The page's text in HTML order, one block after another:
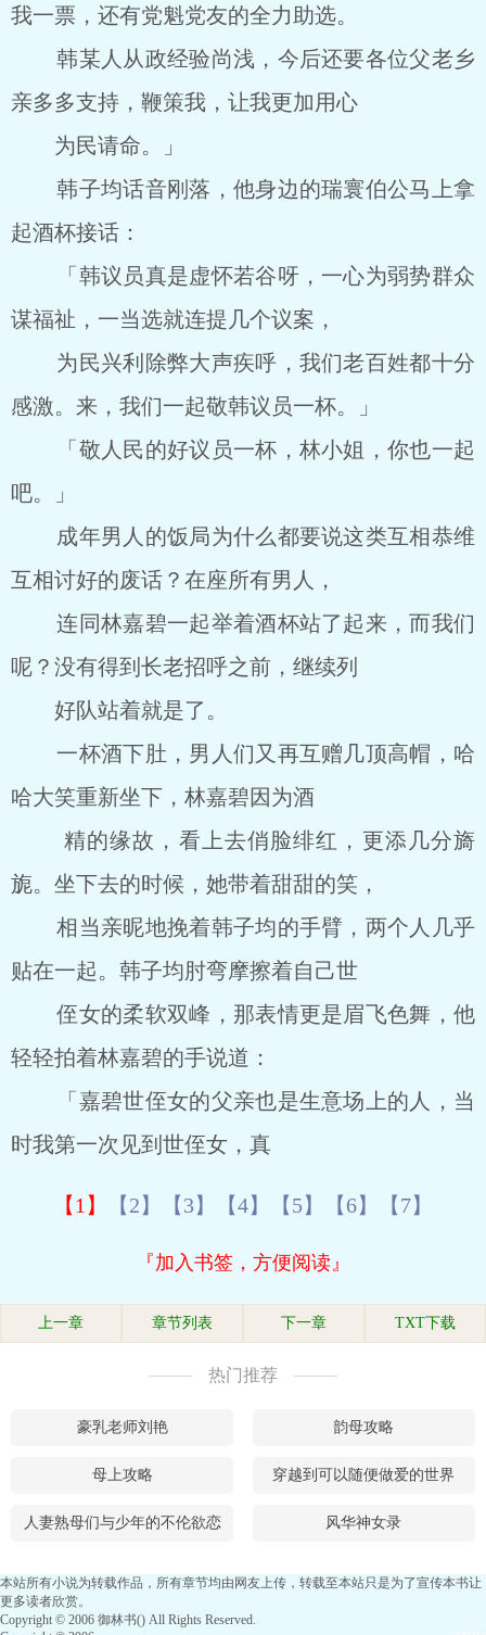
我一票，还有党魁党友的全力助选。
韩某人从政经验尚浅，今后还要各位父老乡
亲多多支持，鞭策我，让我更加用心
为民请命。」
韩子均话音刚落，他身边的瑞寰伯公马上拿
起酒杯接话：
「韩议员真是虚怀若谷呀，一心为弱势群众
谋福祉，一当选就连提几个议案，
为民兴利除弊大声疾呼，我们老百姓都十分
感激。来，我们一起敬韩议员一杯。」
「敬人民的好议员一杯，林小姐，你也一起
吧。」
成年男人的饭局为什么都要说这类互相恭维
互相讨好的废话？在座所有男人，
连同林嘉碧一起举着酒杯站了起来，而我们
呢？没有得到长老招呼之前，继续列
好队站着就是了。
一杯酒下肚，男人们又再互赠几顶高帽，哈
哈大笑重新坐下，林嘉碧因为酒
精的缘故，看上去俏脸绯红，更添几分旖
旎。坐下去的时候，她带着甜甜的笑，
相当亲昵地挽着韩子均的手臂，两个人几乎
贴在一起。韩子均肘弯摩擦着自己世
侄女的柔软双峰，那表情更是眉飞色舞，他
轻轻拍着林嘉碧的手说道：
「嘉碧世侄女的父亲也是生意场上的人，当
时我第一次见到世侄女，真
【1】 【2】 【3】 【4】 【5】 【6】 【7】
『加入书签，方便阅读』
上一章 章节列表 下一章 TXT下载
热门推荐
豪乳老师刘艳 韵母攻略
母上攻略 穿越到可以随便做爱的世界
人妻熟母们与少年的不伦欲恋 风华神女录
本站所有小说为转载作品，所有章节均由网友上传，转载至本站只是为了宣传本书让
更多读者欣赏。
Copyright © 2006 御林书() All Rights Reserved.